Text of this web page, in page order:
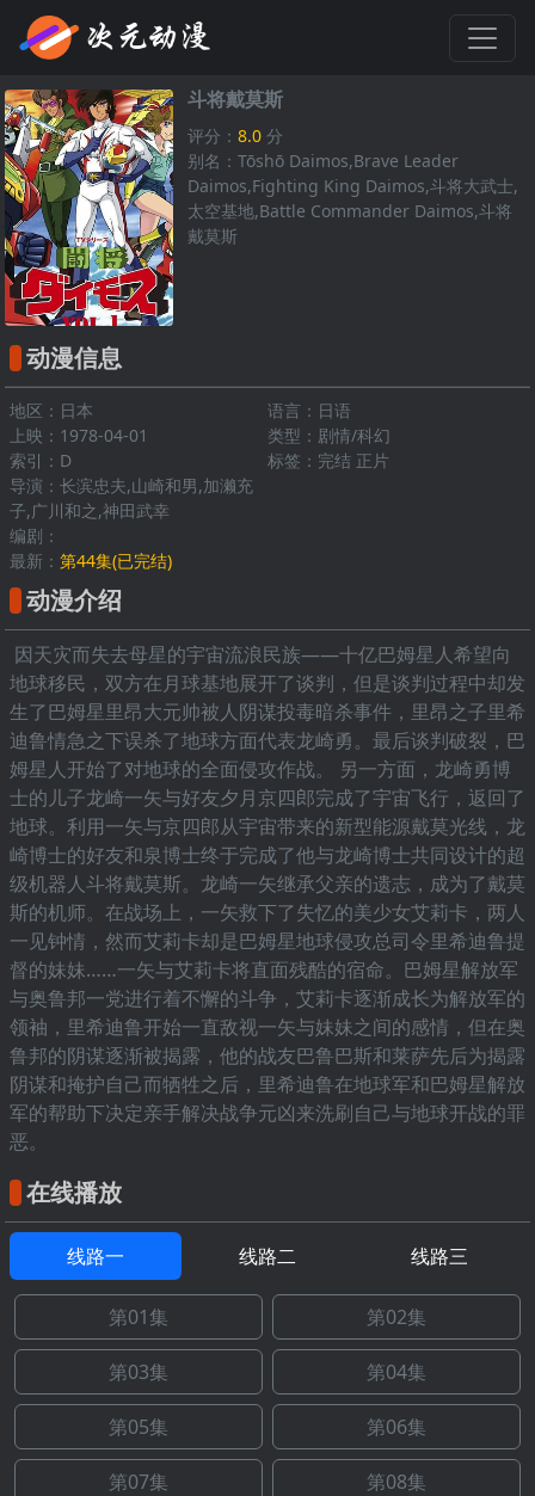
斗将戴莫斯
评分：8.0 分
别名：Tōshō Daimos,Brave Leader
Daimos,Fighting King Daimos,斗将大武士,
太空基地,Battle Commander Daimos,斗将
戴莫斯
动漫信息
地区：日本
语言：日语
上映：1978-04-01
类型：剧情/科幻
索引：D
标签：完结 正片
导演：长滨忠夫,山崎和男,加濑充
子,广川和之,神田武幸
编剧：
最新： 第44集(已完结)
动漫介绍
因天灾而失去母星的宇宙流浪民族——十亿巴姆星人希望向
地球移民，双方在月球基地展开了谈判，但是谈判过程中却发
生了巴姆星里昂大元帅被人阴谋投毒暗杀事件，里昂之子里希
迪鲁情急之下误杀了地球方面代表龙崎勇。最后谈判破裂，巴
姆星人开始了对地球的全面侵攻作战。 另一方面，龙崎勇博
士的儿子龙崎一矢与好友夕月京四郎完成了宇宙飞行，返回了
地球。利用一矢与京四郎从宇宙带来的新型能源戴莫光线，龙
崎博士的好友和泉博士终于完成了他与龙崎博士共同设计的超
级机器人斗将戴莫斯。龙崎一矢继承父亲的遗志，成为了戴莫
斯的机师。在战场上，一矢救下了失忆的美少女艾莉卡，两人
一见钟情，然而艾莉卡却是巴姆星地球侵攻总司令里希迪鲁提
督的妹妹……一矢与艾莉卡将直面残酷的宿命。巴姆星解放军
与奥鲁邦一党进行着不懈的斗争，艾莉卡逐渐成长为解放军的
领袖，里希迪鲁开始一直敌视一矢与妹妹之间的感情，但在奥
鲁邦的阴谋逐渐被揭露，他的战友巴鲁巴斯和莱萨先后为揭露
阴谋和掩护自己而牺牲之后，里希迪鲁在地球军和巴姆星解放
军的帮助下决定亲手解决战争元凶来洗刷自己与地球开战的罪
恶。
在线播放
线路一 线路二 线路三
第01集 第02集
第03集 第04集
第05集 第06集
第07集 第08集